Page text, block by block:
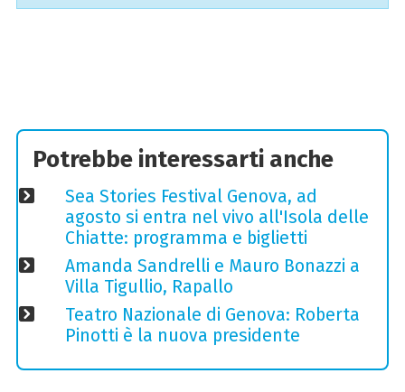
Potrebbe interessarti anche
Sea Stories Festival Genova, ad
agosto si entra nel vivo all'Isola delle
Chiatte: programma e biglietti
Amanda Sandrelli e Mauro Bonazzi a
Villa Tigullio, Rapallo
Teatro Nazionale di Genova: Roberta
Pinotti è la nuova presidente